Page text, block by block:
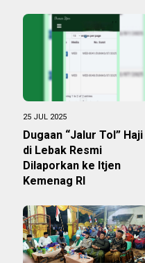
25 JUL 2025
Dugaan “Jalur Tol” Haji
di Lebak Resmi
Dilaporkan ke Itjen
Kemenag RI